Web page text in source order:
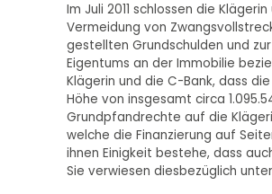
Im Juli 2011 schlossen die
Vermeidung von
gestellten Grundschulden und
Eigentums an der Immobilie
Klägerin und die C-Bank, dass
Höhe von insgesamt circa
Grundpfandrechte auf die
welche die Finanzierung auf
ihnen Einigkeit bestehe, dass
Sie verwiesen diesbezüglich